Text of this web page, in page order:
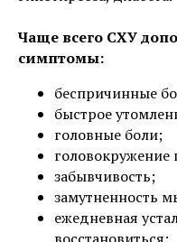
Чаще всего СХУ
симптомы:
беспричинные
быстрое
головные боли;
головокружение
забывчивость;
замутненность
ежедневная